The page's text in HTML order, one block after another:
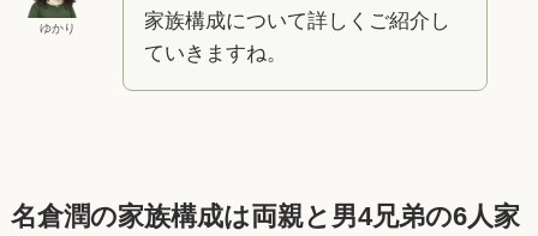
ゆかり
家族構成について詳しくご紹介し
ていきますね。
名倉潤の家族構成は両親と男4兄弟の6人家